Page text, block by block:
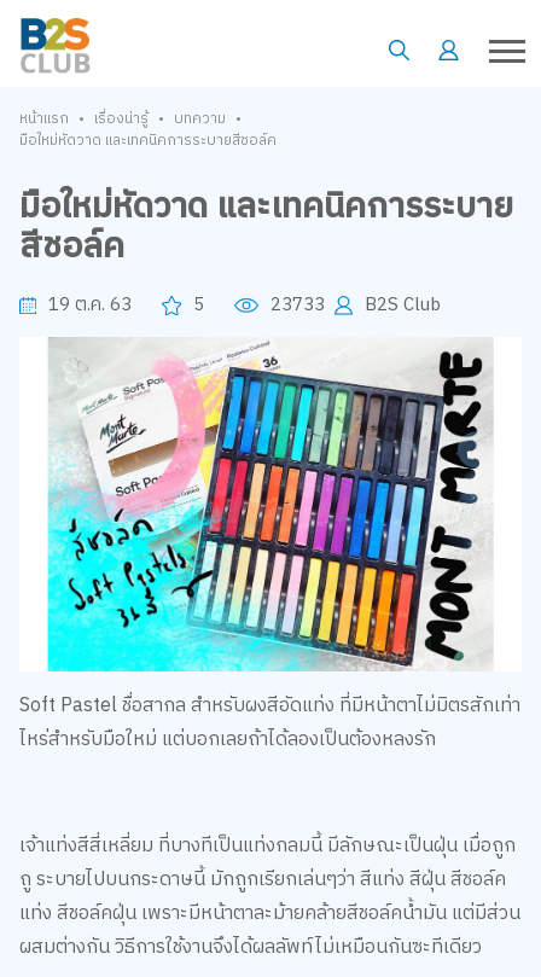
หน้าแรก • เรื่องน่ารู้ • บทความ •
มือใหม่หัดวาด และเทคนิคการระบายสีชอล์ค
มือใหม่หัดวาด และเทคนิคการระบาย
สีชอล์ค
19 ต.ค. 63 5 23733 B2S Club
Soft Pastel ชื่อสากล สำหรับผงสีอัดแท่ง ที่มีหน้าตาไม่มิตรสักเท่า
ไหร่สำหรับมือใหม่ แต่บอกเลยถ้าได้ลองเป็นต้องหลงรัก
เจ้าแท่งสีสี่เหลี่ยม ที่บางทีเป็นแท่งกลมนี้ มีลักษณะเป็นฝุ่น เมื่อถูก
ถู ระบายไปบนกระดาษนี้ มักถูกเรียกเล่นๆว่า สีแท่ง สีฝุ่น สีชอล์ค
แท่ง สีชอล์คฝุ่น เพราะมีหน้าตาละม้ายคล้ายสีชอล์คน้ำมัน แต่มีส่วน
ผสมต่างกัน วิธีการใช้งานจึงได้ผลลัพท์ไม่เหมือนกันซะทีเดียว